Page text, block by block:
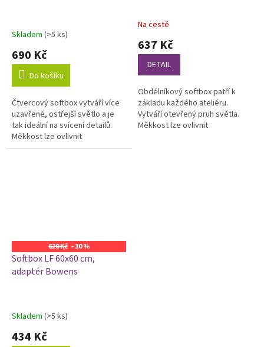
Skladem (>5 ks)
690 Kč
Do košíku
Čtvercový softbox vytváří více
uzavřené, ostřejší světlo a je
tak ideální na svícení detailů.
Měkkost lze ovlivnit
odnímatelnými difuzními
Průměrné
hodnocení
produktu
5,0
5
hvězdiček.
Na cestě
637 Kč
DETAIL
Obdélníkový softbox patří k
základu každého ateliéru.
Vytváří otevřený pruh světla.
Měkkost lze ovlivnit
620 Kč –30 %
Softbox LF 60x60 cm,
adaptér Bowens
Průměrné
hodnocení
produktu
Skladem (>5 ks)
434 Kč